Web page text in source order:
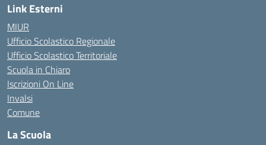
Link Esterni
MIUR
Ufficio Scolastico Regionale
Ufficio Scolastico Territoriale
Scuola in Chiaro
Iscrizioni On Line
Invalsi
Comune
La Scuola